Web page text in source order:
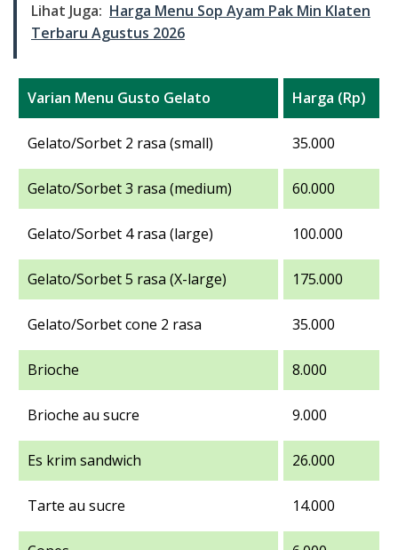
Lihat Juga: Harga Menu Sop Ayam Pak Min Klaten
Terbaru Agustus 2026
Varian Menu Gusto Gelato Harga (Rp)
Gelato/Sorbet 2 rasa (small) 35.000
Gelato/Sorbet 3 rasa (medium) 60.000
Gelato/Sorbet 4 rasa (large) 100.000
Gelato/Sorbet 5 rasa (X-large) 175.000
Gelato/Sorbet cone 2 rasa 35.000
Brioche 8.000
Brioche au sucre 9.000
Es krim sandwich 26.000
Tarte au sucre 14.000